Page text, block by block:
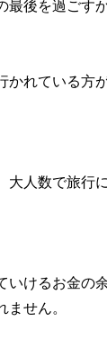
最後を過ごす
かれている方
大人数で旅行
いけるお金の
ません。